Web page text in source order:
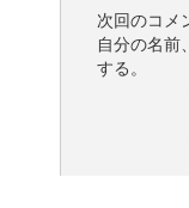
次回のコメ
自分の名前
する。